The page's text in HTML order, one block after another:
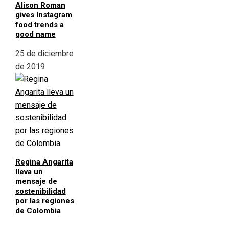
Alison Roman
gives Instagram
food trends a
good name
25 de diciembre
de 2019
Regina Angarita
lleva un
mensaje de
sostenibilidad
por las regiones
de Colombia